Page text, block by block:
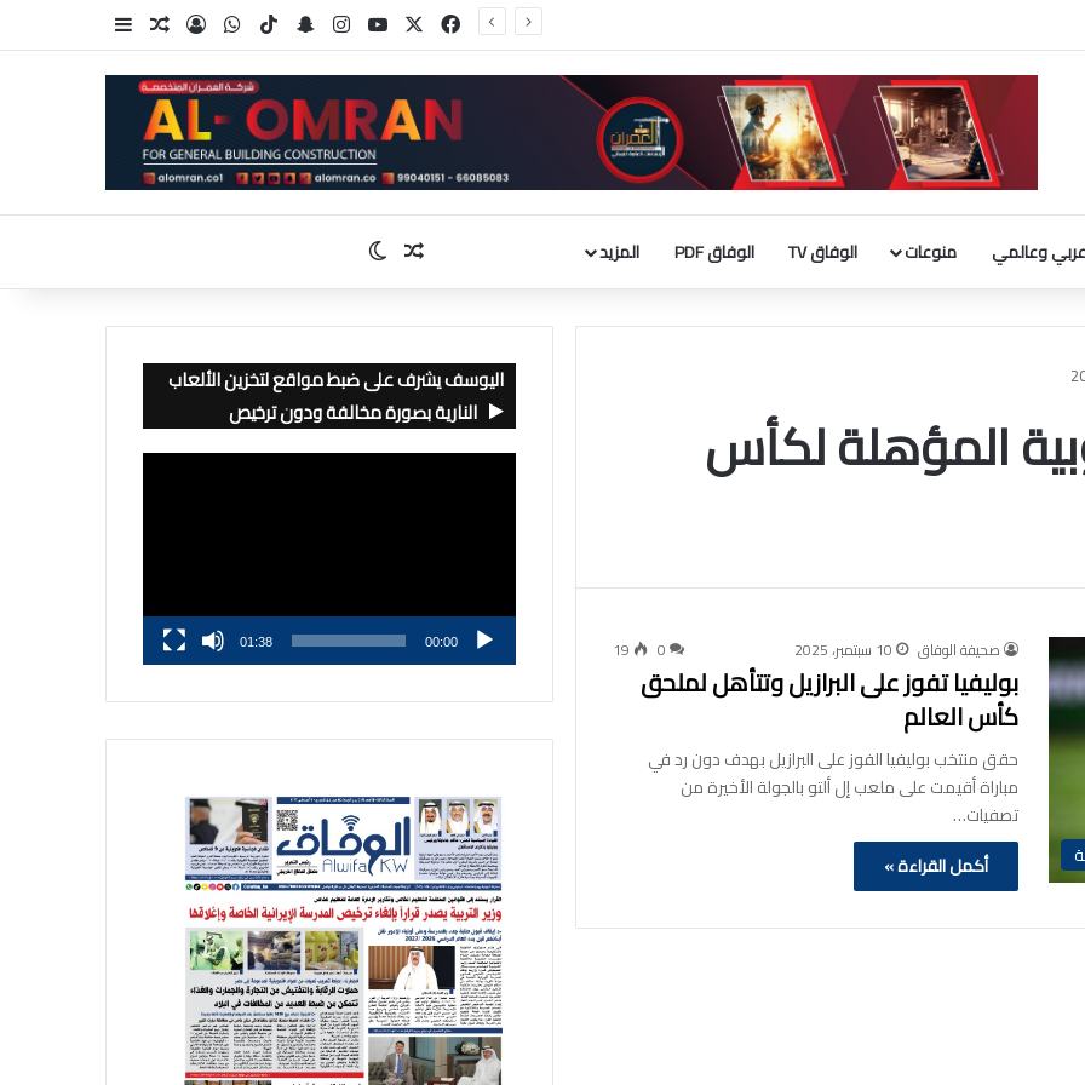
فيسبوك ‫YouTubeانستقرامسناب تشات
‫TikTok واتسابتسجيل الدخولمقال عشوائي
عربي وعالمي منوعات الوفاق TV الوفاق PDF المزيد مقال عشوائي
المؤهلة لكأس
صحيفة الوفاق 10 سبتمبر، 2025 0
19
بوليفيا تفوز على البرازيل وتتأهل لملحق
كأس العالم
حقق منتخب بوليفيا الفوز على البرازيل بهدف دون رد في
مباراة أقيمت على ملعب إل ألتو بالجولة الأخيرة من
تصفيات…
أكمل القراءة »
اليوسف يشرف على ضبط مواقع لتخزين الألعاب
النارية بصورة مخالفة ودون ترخيص
00:00
01:38